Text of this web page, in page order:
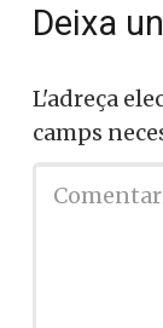
Deixa
L'adreça
camps